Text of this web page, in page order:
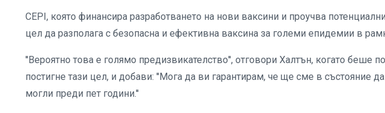
CEPI, която финансира разработването на нови ваксини и проучва
цел да разполага с безопасна и ефективна ваксина за големи епидемии в
''Вероятно това е голямо предизвикателство'', отговори Халтън, когато беше
постигне тази цел, и добави: ''Мога да ви гарантирам, че ще сме в състояние
могли преди пет години.''